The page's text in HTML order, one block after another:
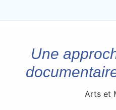
Une
Arts et